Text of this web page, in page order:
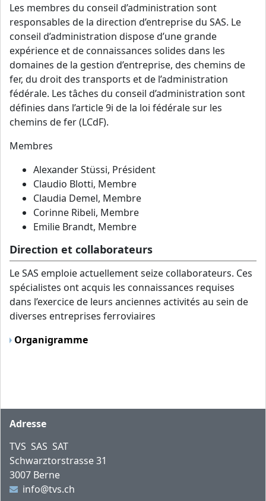
Les membres du conseil d’administration sont
responsables de la direction d’entreprise du SAS. Le
conseil d’administration dispose d’une grande
expérience et de connaissances solides dans les
domaines de la gestion d’entreprise, des chemins de
fer, du droit des transports et de l’administration
fédérale. Les tâches du conseil d’administration sont
définies dans l’article 9i de la loi fédérale sur les
chemins de fer (LCdF).
Membres
Alexander Stüssi, Président
Claudio Blotti, Membre
Claudia Demel, Membre
Corinne Ribeli, Membre
Emilie Brandt, Membre
Direction et collaborateurs
Le SAS emploie actuellement seize collaborateurs. Ces
spécialistes ont acquis les connaissances requises
dans l’exercice de leurs anciennes activités au sein de
diverses entreprises ferroviaires
Organigramme
Pied de page
Adresse
TVS SAS SAT
Schwarztorstrasse 31
3007 Berne
info@tvs.ch